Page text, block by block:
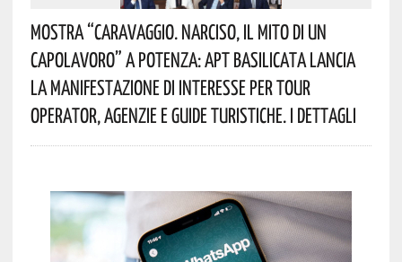
Mostra “Caravaggio. Narciso, Il Mito Di Un
Capolavoro” A Potenza: APT Basilicata Lancia
La Manifestazione Di Interesse Per Tour
Operator, Agenzie E Guide Turistiche. I Dettagli